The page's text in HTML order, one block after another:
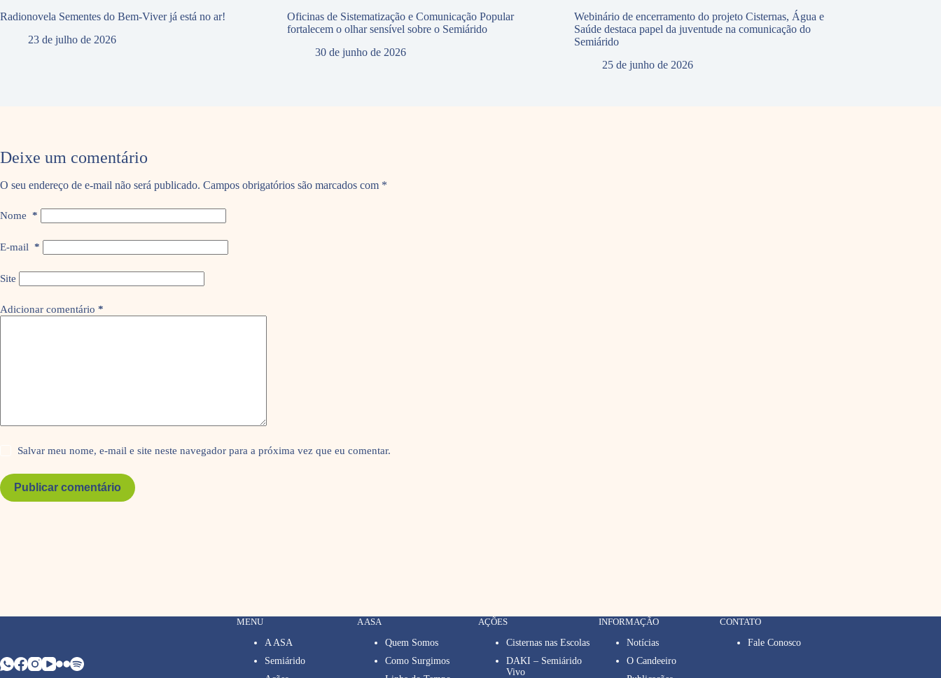
Radionovela Sementes do Bem-Viver já está no ar!
23 de julho de 2026
Oficinas de Sistematização e Comunicação Popular
fortalecem o olhar sensível sobre o Semiárido
30 de junho de 2026
Webinário de encerramento do projeto Cisternas, Água e
Saúde destaca papel da juventude na comunicação do
Semiárido
25 de junho de 2026
Deixe um comentário
O seu endereço de e-mail não será publicado. Campos obrigatórios são marcados com *
Nome *
E-mail *
Site
Adicionar comentário *
Salvar meu nome, e-mail e site neste navegador para a próxima vez que eu comentar.
Publicar comentário
MENU
A ASA
Semiárido
A ASA
Quem Somos
Como Surgimos
AÇÕES
Cisternas nas Escolas
DAKI – Semiárido
Vivo
INFORMAÇÃO
Notícias
O Candeeiro
CONTATO
Fale Conosco